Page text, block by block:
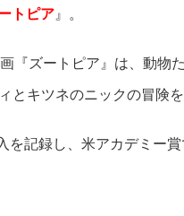
トピア 』。
『ズートピア』は、動物
キツネのニックの冒険を
記録し、米アカデミー